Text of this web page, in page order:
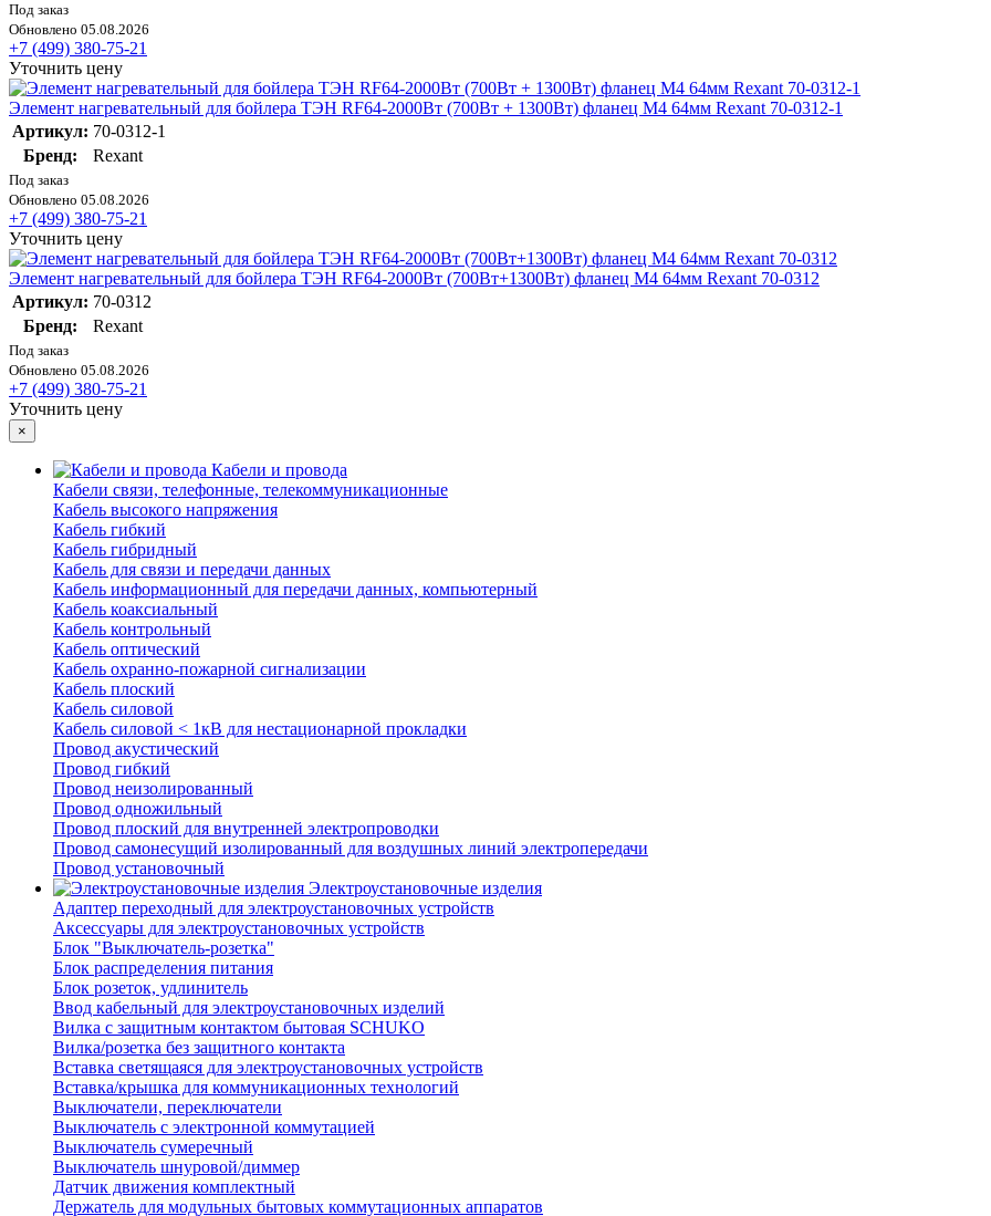
Под заказ
Обновлено 05.08.2026
+7 (499) 380-75-21
Уточнить цену
Элемент нагревательный для бойлера ТЭН RF64-2000Вт (700Вт + 1300Вт) фланец М4 64мм Rexant 70-0312-1
Артикул: 70-0312-1
Бренд:
Rexant
Под заказ
Обновлено 05.08.2026
+7 (499) 380-75-21
Уточнить цену
Элемент нагревательный для бойлера ТЭН RF64-2000Вт (700Вт+1300Вт) фланец М4 64мм Rexant 70-0312
Артикул: 70-0312
Бренд:
Rexant
Под заказ
Обновлено 05.08.2026
+7 (499) 380-75-21
Уточнить цену
×
Кабели и провода
Кабели связи, телефонные, телекоммуникационные
Кабель высокого напряжения
Кабель гибкий
Кабель гибридный
Кабель для связи и передачи данных
Кабель информационный для передачи данных, компьютерный
Кабель коаксиальный
Кабель контрольный
Кабель оптический
Кабель охранно-пожарной сигнализации
Кабель плоский
Кабель силовой
Кабель силовой < 1кВ для нестационарной прокладки
Провод акустический
Провод гибкий
Провод неизолированный
Провод одножильный
Провод плоский для внутренней электропроводки
Провод самонесущий изолированный для воздушных линий электропередачи
Провод установочный
Электроустановочные изделия
Адаптер переходный для электроустановочных устройств
Аксессуары для электроустановочных устройств
Блок "Выключатель-розетка"
Блок распределения питания
Блок розеток, удлинитель
Ввод кабельный для электроустановочных изделий
Вилка с защитным контактом бытовая SCHUKO
Вилка/розетка без защитного контакта
Вставка светящаяся для электроустановочных устройств
Вставка/крышка для коммуникационных технологий
Выключатели, переключатели
Выключатель с электронной коммутацией
Выключатель сумеречный
Выключатель шнуровой/диммер
Датчик движения комплектный
Держатель для модульных бытовых коммутационных аппаратов